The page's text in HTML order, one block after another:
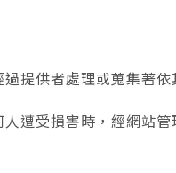
提供者處理或蒐集著
遭受損害時，經網站